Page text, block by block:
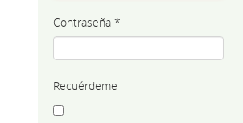
Contraseña*
Recuérdeme